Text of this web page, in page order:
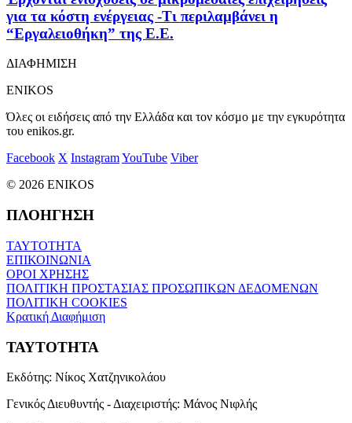
για τα κόστη ενέργειας -Τι περιλαμβάνει η
“Εργαλειοθήκη” της Ε.Ε.
ΔΙΑΦΗΜΙΣΗ
ENIKOS
Όλες οι ειδήσεις από την Ελλάδα και τον κόσμο με την εγκυρότητα
του enikos.gr.
Facebook X InstagramYouTube Viber
© 2026 ENIKOS
ΠΛΟΗΓΗΣΗ
ΤΑΥΤΟΤΗΤΑ
ΕΠΙΚΟΙΝΩΝΙΑ
ΟΡΟΙ ΧΡΗΣΗΣ
ΠΟΛΙΤΙΚΗ ΠΡΟΣΤΑΣΙΑΣ ΠΡΟΣΩΠΙΚΩΝ ΔΕΔΟΜΕΝΩΝ
ΠΟΛΙΤΙΚΗ COOKIES
Κρατική Διαφήμιση
ΤΑΥΤΟΤΗΤΑ
Εκδότης: Νίκος Χατζηνικολάου
Γενικός Διευθυντής - Διαχειριστής: Μάνος Νιφλής